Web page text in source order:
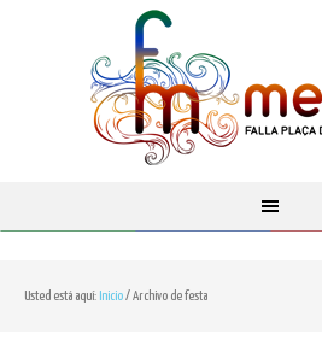
Usted está aquí: Inicio/ Archivo de festa